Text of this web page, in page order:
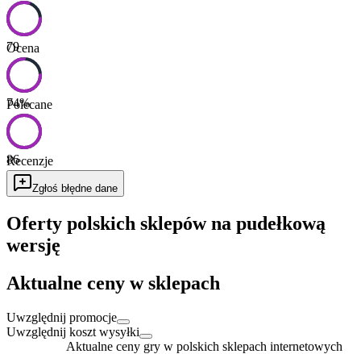
79
Ocena
74%
Polecane
86
Recenzje
Zgłoś błędne dane
Oferty polskich sklepów na pudełkową
wersję
Aktualne ceny w sklepach
Uwzględnij promocje
Uwzględnij koszt wysyłki
Aktualne ceny gry w polskich sklepach internetowych